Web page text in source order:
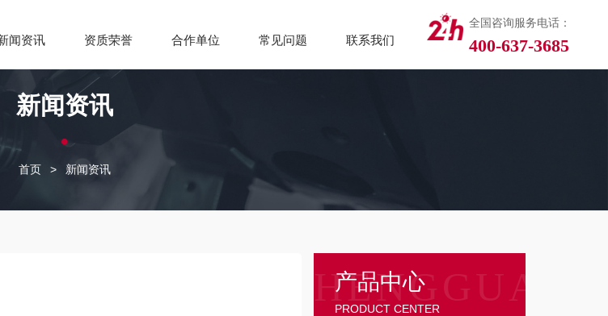
闻资讯 资质荣誉 合作单位 常见问题 联系我们
全国咨询服务电话：
400-637-3685
新闻资讯
首页 > 新闻资讯
产品中心
PRODUCT CENTER